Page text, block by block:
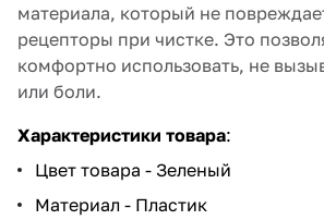
материала, который не
рецепторы при чистке. Это
комфортно использовать, не
или боли.
Характеристики товара:
Цвет товара - Зеленый
Материал - Пластик